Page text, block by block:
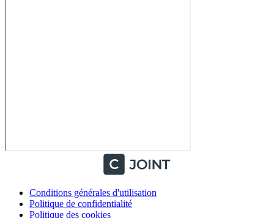
Conditions générales d'utilisation
Politique de confidentialité
Politique des cookies